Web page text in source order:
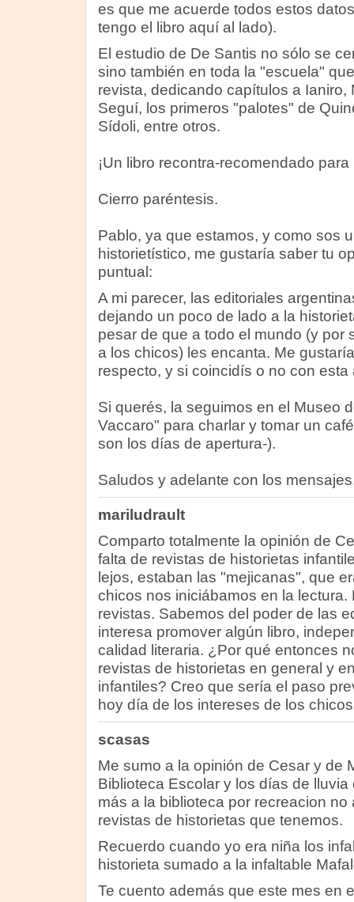
es que me acuerde todos estos
tengo el libro aquí al lado).
El estudio de De Santis no sólo se
sino también en toda la "escuela"
revista, dedicando capítulos a Ianiro,
Seguí, los primeros "palotes" de
Sídoli, entre otros.
¡Un libro recontra-recomendado
Cierro paréntesis.
Pablo, ya que estamos, y como sos
historietístico, me gustaría saber tu
puntual:
A mi parecer, las editoriales
dejando un poco de lado a la
pesar de que a todo el mundo (y por
a los chicos) les encanta. Me
respecto, y si coincidís o no con
Si querés, la seguimos en el Museo
Vaccaro" para charlar y tomar un
son los días de apertura-).
Saludos y adelante con los
mariludrault
Comparto totalmente la opinión de
falta de revistas de historietas
lejos, estaban las "mejicanas", que
chicos nos iniciábamos en la lectura.
revistas. Sabemos del poder de las
interesa promover algún libro,
calidad literaria. ¿Por qué entonces
revistas de historietas en general y
infantiles? Creo que sería el paso
hoy día de los intereses de los
scasas
Me sumo a la opinión de Cesar y de
Biblioteca Escolar y los días de
más a la biblioteca por recreacion
revistas de historietas que tenemos.
Recuerdo cuando yo era niña los
historieta sumado a la infaltable
Te cuento además que este mes en